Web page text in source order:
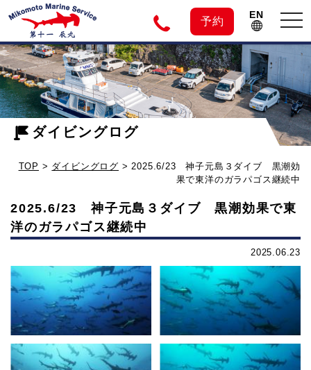
予約
EN
神
子
元
の
ダ
イ
ビ
2025.6/23
神
子
イ
ブ
潮
効
で
東
ダイビングログ
TOP > ダイビングログ >2025.6/23 神子元島３ダイブ 黒潮効
果で東洋のガラパゴス継続中
2025.6/23 神子元島３ダイブ 黒潮効果で東
洋のガラパゴス継続中
2025.06.23